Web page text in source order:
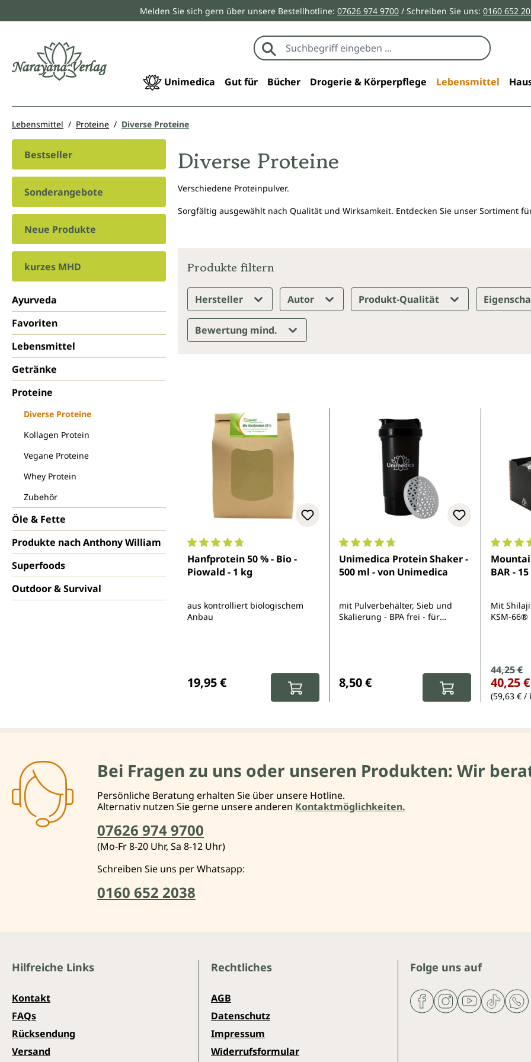
Zur Hauptnavigation springenMelden Sie sich gern über unsere Bestellhotline: 07626 974 9700 / Schreiben Sie uns: 0160 652
Unimedica Gut für Bücher Drogerie & Körperpflege Lebensmittel
Lebensmittel Proteine Diverse Proteine
Bestseller
Sonderangebote
Neue Produkte
kurzes MHD
Ayurveda
Favoriten
Lebensmittel
Getränke
Proteine
Diverse Proteine
Kollagen Protein
Vegane Proteine
Whey Protein
Zubehör
Öle & Fette
Produkte nach Anthony William
Superfoods
Outdoor & Survival
Diverse Proteine
Verschiedene Proteinpulver.
Sorgfältig ausgewählt nach Qualität und Wirksamkeit. Entdecken Sie unser Sortiment
Produkte filtern
Hersteller Autor Produkt-Qualität
Bewertung mind.
Durchschnittliche Bewertung von 4.8 von 5 Sternen
Hanfprotein 50 % - Bio -
Piowald - 1 kg
aus kontrolliert biologischem
Anbau
19,95 €
Durchschnittliche Bewertung von 4.7 von
Unimedica Protein Shaker -
500 ml - von Unimedica
mit Pulverbehälter, Sieb und
Skalierung - BPA frei - für
8,50 €
BAR -
Mit
KSM-66®
Regulärer
44,25 €
40,25 €
(59,63 € /
Bei Fragen zu uns oder unseren Produkten: Wir
Persönliche Beratung erhalten Sie über unsere Hotline.
Alternativ nutzen Sie gerne unsere anderen Kontaktmöglichkeiten.
07626 974 9700
(Mo-Fr 8-20 Uhr, Sa 8-12 Uhr)
Schreiben Sie uns per Whatsapp:
0160 652 2038
Folge uns auf
Hilfreiche Links
Kontakt
FAQs
Rücksendung
Versand
Rechtliches
AGB
Datenschutz
Impressum
Widerrufsformular